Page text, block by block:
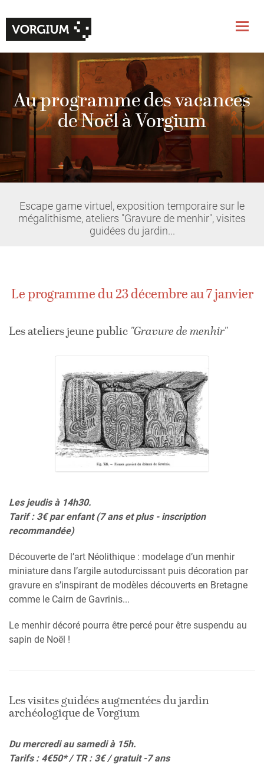
Au programme des vacances
de Noël à Vorgium
Escape game virtuel, exposition temporaire sur le
mégalithisme, ateliers "Gravure de menhir", visites
guidées du jardin...
Le programme du 23 décembre au 7 janvier
Les ateliers jeune public "Gravure de menhir"
Les jeudis à 14h30.
Tarif : 3€ par enfant(7 ans et plus - inscription
recommandée)
Découverte de l’art Néolithique : modelage d’un menhir
miniature dans l’argile autodurcissant puis décoration par
gravure en s’inspirant de modèles découverts en Bretagne
comme le Cairn de Gavrinis...
Le menhir décoré pourra être percé pour être suspendu au
sapin de Noël !
Les visites guidées augmentées du jardin
archéologique de Vorgium
Du mercredi au samedi à 15h.
Tarifs : 4€50* / TR : 3€ / gratuit -7 ans